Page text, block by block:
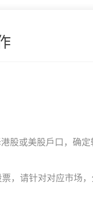
股或美股戶口，确
，请针对对应市场，